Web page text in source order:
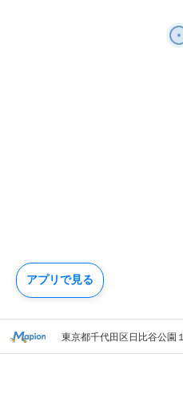
東京都千代田区日比谷公園１
アプリで見る